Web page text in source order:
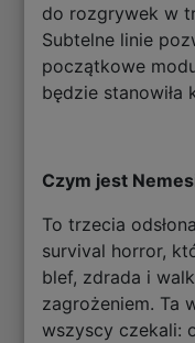
do rozgrywek w
Subtelne linie
początkowe
będzie stanowiła
Czym jest
To trzecia
survival horror,
blef, zdrada i
zagrożeniem. Ta
wszyscy czekali: